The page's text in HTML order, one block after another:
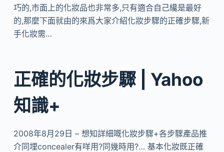
巧的,市面上的化妝品也非常多,只有適合自己纔是最好
的,那麼下面就由的來爲大家介紹化妝步驟的正確步驟,新
手化妝需…
正確的化妝步驟 | Yahoo
知識+
2008年8月29日 – 想知詳細嘅化妝步驟+各步驟產品推
介同埋concealer有咩用?同幾時用?… 基本化妝既正確